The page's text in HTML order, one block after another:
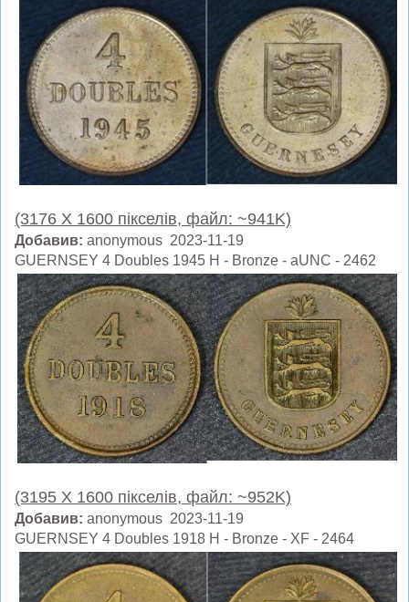
(3176 X 1600 пікселів, файл: ~941K)
Добавив: anonymous 2023-11-19
GUERNSEY 4 Doubles 1945 H - Bronze - aUNC - 2462
(3195 X 1600 пікселів, файл: ~952K)
Добавив: anonymous 2023-11-19
GUERNSEY 4 Doubles 1918 H - Bronze - XF - 2464